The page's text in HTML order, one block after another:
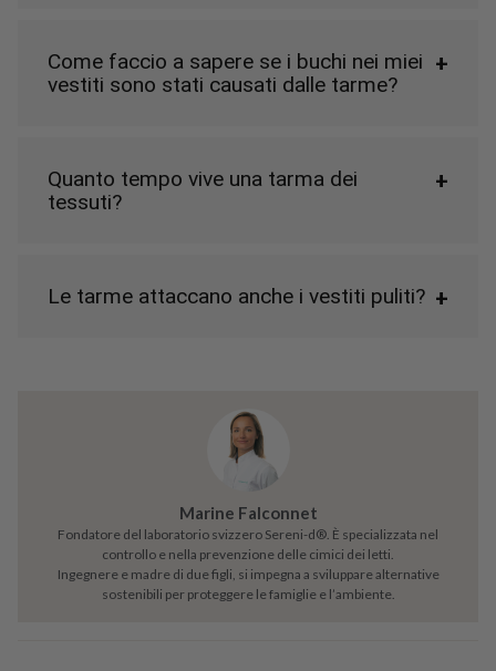
Come faccio a sapere se i buchi nei miei
vestiti sono stati causati dalle tarme?
Quanto tempo vive una tarma dei
tessuti?
Le tarme attaccano anche i vestiti puliti?
Marine Falconnet
Fondatore del laboratorio svizzero Sereni-d®. È specializzata nel
controllo e nella prevenzione delle cimici dei letti.
Ingegnere e madre di due figli, si impegna a sviluppare alternative
sostenibili per proteggere le famiglie e l’ambiente.